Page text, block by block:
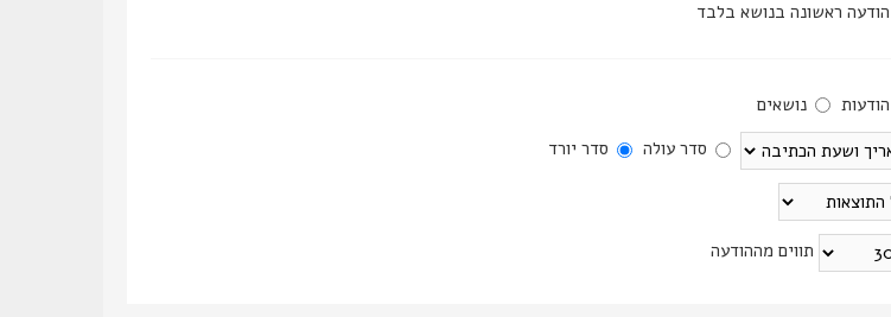
הודעה ראשונה בנושא בלבד
הודעות
נושאים
סדר עולה סדר יורד
תווים מההודעה